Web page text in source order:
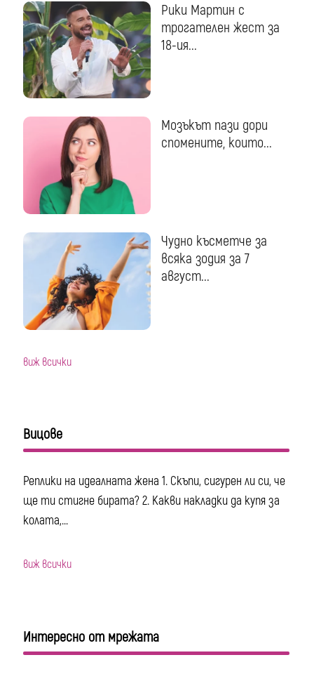
Рики Мартин с
трогателен жест за
18-ия...
Мозъкът пази дори
спомените, които...
Чудно късметче за
всяка зодия за 7
август...
виж всички
Вицове
Реплики на идеалната жена 1. Скъпи, сигурен ли си, че
ще ти стигне бирата? 2. Какви накладки да купя за
колата,...
виж всички
Интересно от мрежата